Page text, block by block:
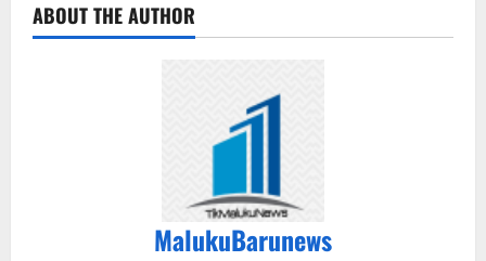
ABOUT THE AUTHOR
MalukuBarunews